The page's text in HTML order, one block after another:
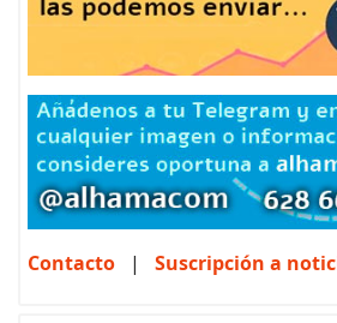
Contacto | Suscripción a